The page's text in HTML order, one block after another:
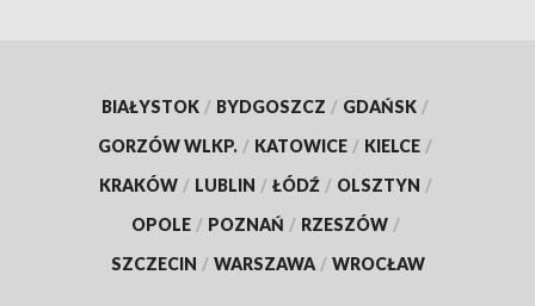
BIAŁYSTOK / BYDGOSZCZ / GDAŃSK /
GORZÓW WLKP. / KATOWICE / KIELCE /
KRAKÓW / LUBLIN / ŁÓDŹ / OLSZTYN /
OPOLE / POZNAŃ / RZESZÓW /
SZCZECIN / WARSZAWA / WROCŁAW